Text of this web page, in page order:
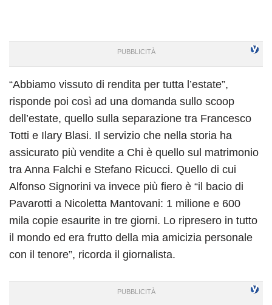
“Abbiamo vissuto di rendita per tutta l’estate”,
risponde poi così ad una domanda sullo scoop
dell’estate, quello sulla separazione tra Francesco
Totti e Ilary Blasi. Il servizio che nella storia ha
assicurato più vendite a Chi è quello sul matrimonio
tra Anna Falchi e Stefano Ricucci. Quello di cui
Alfonso Signorini va invece più fiero è “il bacio di
Pavarotti a Nicoletta Mantovani: 1 milione e 600
mila copie esaurite in tre giorni. Lo ripresero in tutto
il mondo ed era frutto della mia amicizia personale
con il tenore”, ricorda il giornalista.